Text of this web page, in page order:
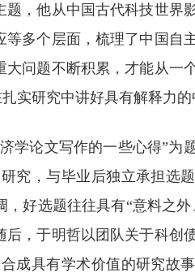
，他从中国古代科技世界
多个层面，梳理了中国自
问题不断积累，才能从一
实研究中讲好具有解释力的
学论文写作的一些心得”为
究，与毕业后独立承担选
好选题往往具有“意料之
，于明哲以团队关于科创
成具有学术价值的研究故